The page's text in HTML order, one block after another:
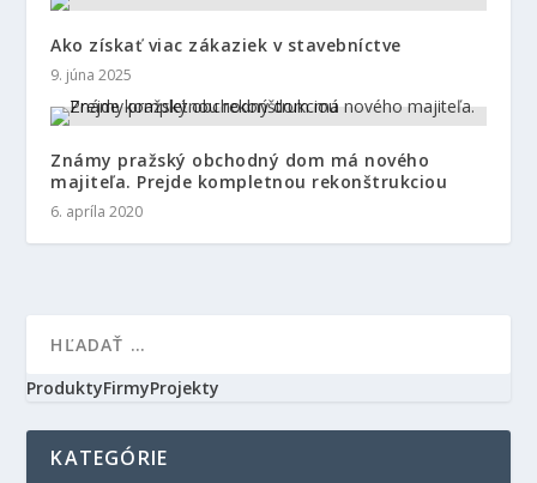
Ako získať viac zákaziek v stavebníctve
9. júna 2025
Známy pražský obchodný dom má nového
majiteľa. Prejde kompletnou rekonštrukciou
6. apríla 2020
ProduktyFirmyProjekty
KATEGÓRIE